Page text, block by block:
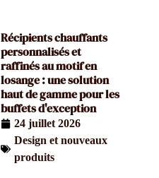
Récipients chauffants
personnalisés et
raffinés au motif en
losange : une solution
haut de gamme pour les
buffets d'exception
24 juillet 2026
Design et nouveaux
produits